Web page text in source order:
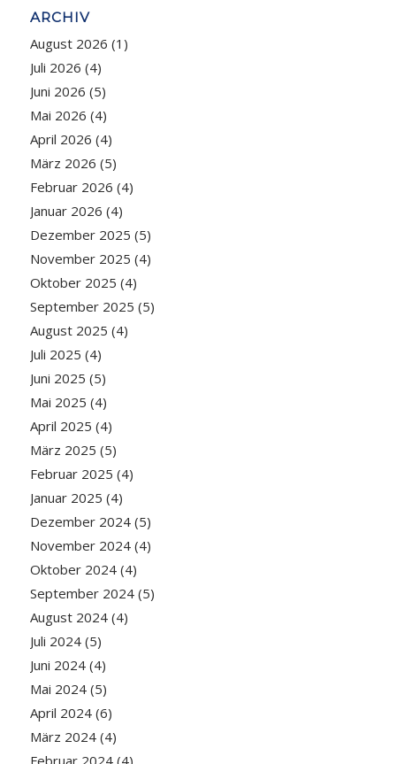
ARCHIV
August 2026 (1)
Juli 2026 (4)
Juni 2026 (5)
Mai 2026 (4)
April 2026 (4)
März 2026 (5)
Februar 2026 (4)
Januar 2026 (4)
Dezember 2025 (5)
November 2025 (4)
Oktober 2025 (4)
September 2025 (5)
August 2025 (4)
Juli 2025 (4)
Juni 2025 (5)
Mai 2025 (4)
April 2025 (4)
März 2025 (5)
Februar 2025 (4)
Januar 2025 (4)
Dezember 2024(5)
November 2024(4)
Oktober 2024(4)
September 2024(5)
August 2024(4)
Juli 2024(5)
Juni 2024(4)
Mai 2024(5)
April 2024(6)
März 2024(4)
Februar 2024(4)